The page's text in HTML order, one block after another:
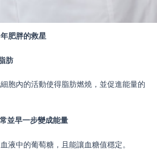
肥胖的救星
肪
胞內的活動使得脂肪燃燒，並促進能量的
並早一步變成能量
液中的葡萄糖，且能讓血糖值穩定。